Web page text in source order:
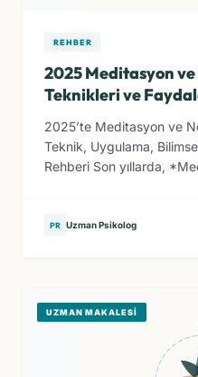
REHBER
2025 Meditasyon
Teknikleri ve
2025’te Meditasyon ve
Teknik, Uygulama,
Rehberi Son yıllarda,
PR Uzman Psikolog
UZMAN MAKALESI